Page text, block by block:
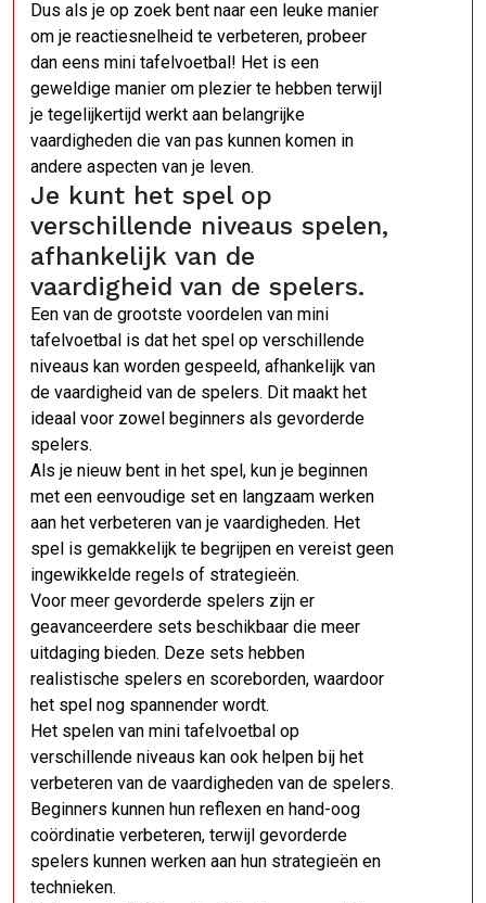
Dus als je op zoek bent naar een leuke manier
om je reactiesnelheid te verbeteren, probeer
dan eens mini tafelvoetbal! Het is een
geweldige manier om plezier te hebben terwijl
je tegelijkertijd werkt aan belangrijke
vaardigheden die van pas kunnen komen in
andere aspecten van je leven.
Je kunt het spel op
verschillende niveaus spelen,
afhankelijk van de
vaardigheid van de spelers.
Een van de grootste voordelen van mini
tafelvoetbal is dat het spel op verschillende
niveaus kan worden gespeeld, afhankelijk van
de vaardigheid van de spelers. Dit maakt het
ideaal voor zowel beginners als gevorderde
spelers.
Als je nieuw bent in het spel, kun je beginnen
met een eenvoudige set en langzaam werken
aan het verbeteren van je vaardigheden. Het
spel is gemakkelijk te begrijpen en vereist geen
ingewikkelde regels of strategieën.
Voor meer gevorderde spelers zijn er
geavanceerdere sets beschikbaar die meer
uitdaging bieden. Deze sets hebben
realistische spelers en scoreborden, waardoor
het spel nog spannender wordt.
Het spelen van mini tafelvoetbal op
verschillende niveaus kan ook helpen bij het
verbeteren van de vaardigheden van de spelers.
Beginners kunnen hun reflexen en hand-oog
coördinatie verbeteren, terwijl gevorderde
spelers kunnen werken aan hun strategieën en
technieken.